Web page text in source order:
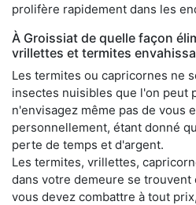
prolifère rapidement dans les
À Groissiat de quelle façon
vrillettes et termites
Les termites ou capricornes ne
insectes nuisibles que l'on peut
n'envisagez même pas de vous
personnellement, étant donné
perte de temps et d'argent.
Les termites, vrillettes,
dans votre demeure se trouvent
vous devez combattre à tout